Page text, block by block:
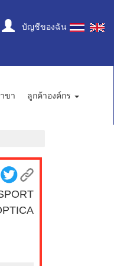
บัญชีของฉัน
ขา
ลูกค้าองค์กร